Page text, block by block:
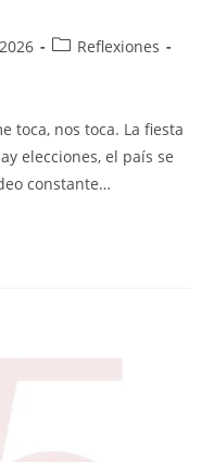
Reflexiones
toca, nos toca. La fiesta
elecciones, el país se
constante…